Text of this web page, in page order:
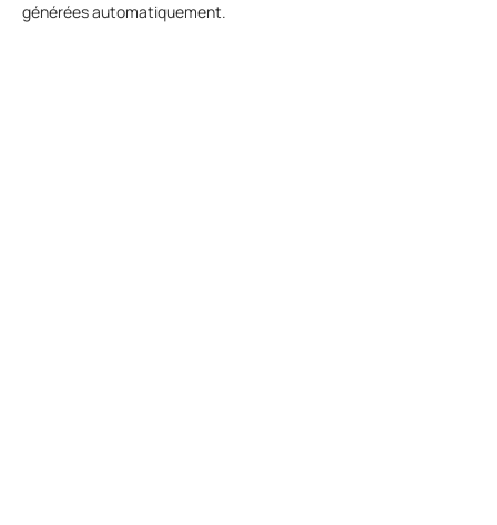
générées automatiquement.